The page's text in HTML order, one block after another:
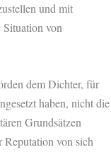
und mit
von
dem Dichter, für
haben, nicht die
Grundsätzen
von sich